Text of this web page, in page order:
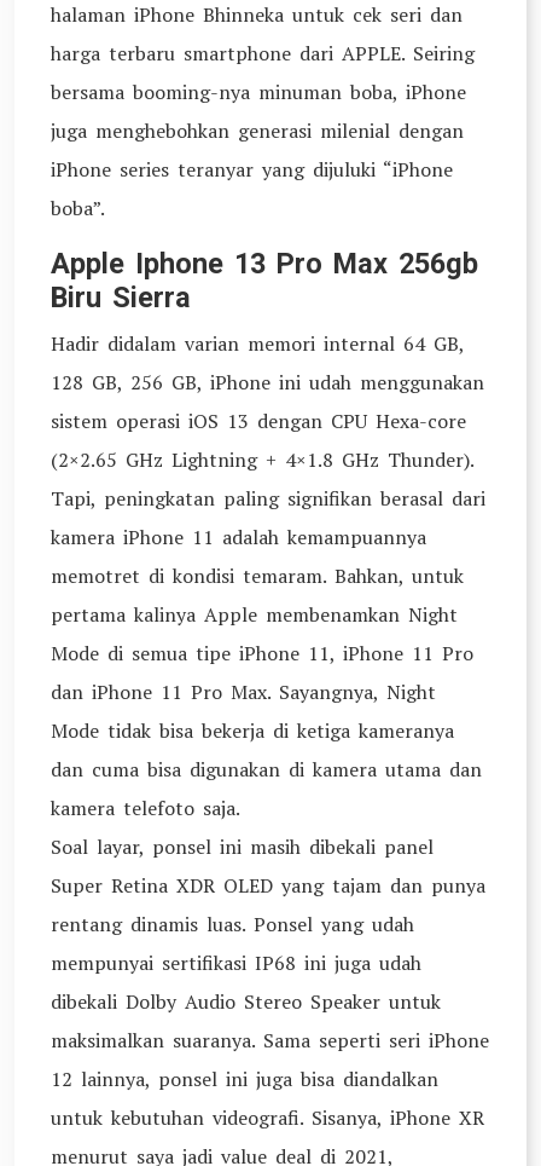
halaman iPhone Bhinneka untuk cek seri dan
harga terbaru smartphone dari APPLE. Seiring
bersama booming-nya minuman boba, iPhone
juga menghebohkan generasi milenial dengan
iPhone series teranyar yang dijuluki “iPhone
boba”.
Apple Iphone 13 Pro Max 256gb
Biru Sierra
Hadir didalam varian memori internal 64 GB,
128 GB, 256 GB, iPhone ini udah menggunakan
sistem operasi iOS 13 dengan CPU Hexa-core
(2×2.65 GHz Lightning + 4×1.8 GHz Thunder).
Tapi, peningkatan paling signifikan berasal dari
kamera iPhone 11 adalah kemampuannya
memotret di kondisi temaram. Bahkan, untuk
pertama kalinya Apple membenamkan Night
Mode di semua tipe iPhone 11, iPhone 11 Pro
dan iPhone 11 Pro Max. Sayangnya, Night
Mode tidak bisa bekerja di ketiga kameranya
dan cuma bisa digunakan di kamera utama dan
kamera telefoto saja.
Soal layar, ponsel ini masih dibekali panel
Super Retina XDR OLED yang tajam dan punya
rentang dinamis luas. Ponsel yang udah
mempunyai sertifikasi IP68 ini juga udah
dibekali Dolby Audio Stereo Speaker untuk
maksimalkan suaranya. Sama seperti seri iPhone
12 lainnya, ponsel ini juga bisa diandalkan
untuk kebutuhan videografi. Sisanya, iPhone XR
menurut saya jadi value deal di 2021,